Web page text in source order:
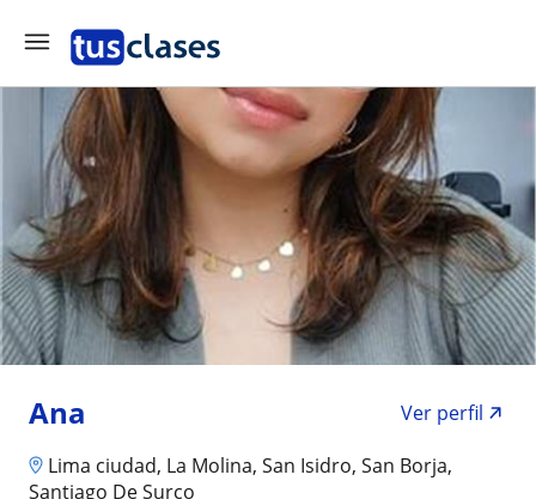
Ana
Ver perfil
Lima ciudad, La Molina, San Isidro, San Borja,
Santiago De Surco